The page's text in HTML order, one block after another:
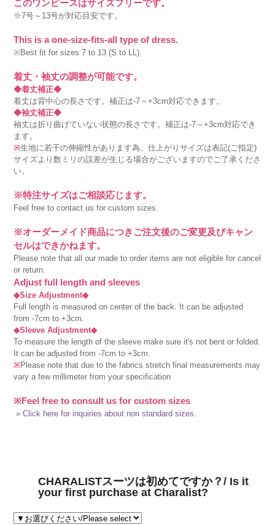
このワンピースはサイズフリーです。
※7号～13号が対応目安です。
This is a one-size-fits-all type of dress.
※Best fit for sizes 7 to 13 (S to LL)
着丈・袖丈の調整が可能です。
◆着丈補正◆
着丈は背中心の長さです。補正は-7～+3cm対応できます。
◆袖丈補正◆
袖丈は折り曲げていない状態の長さです。補正は-7～+3cm対応でき
ます。
※生地に若干の伸縮性があります為、仕上がりサイズは表記(ご指定)
サイズより数ミリの誤差が生じる場合がございますのでご了承くださ
い。
※特注サイズはご相談応じます。
Feel free to contact us for custom sizes.
※オーダーメイド商品につきご注文後のご変更及びキャン
セルはできかねます。
Please note that all our made to order items are not eligible for cancel
or return.
Adjust full length and sleeves
◆Size Adjustment◆
Full length is measured on center of the back. It can be adjusted
from -7cm to +3cm.
◆Sleeve Adjustment◆
To measure the length of the sleeve make sure it's not bent or folded.
It can be adjusted from -7cm to +3cm.
※Please note that due to the fabrics stretch final measurements may
vary a few millimeter from your specification
※Feel free to consult us for custom sizes
» Click here for inquiries about non standard sizes.
CHARALISTスーツは初めてですか？/ Is it
your first purchase at Charalist?